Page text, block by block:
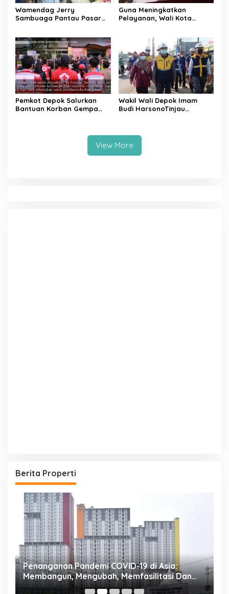
Wamendag Jerry
Sambuaga Pantau Pasar
dan Harga Terkendali
Guna Meningkatkan
Pelayanan, Wali Kota
Kantor Pemerintahan
Pemkot Depok Salurkan
Bantuan Korban Gempa
Wakil Wali Depok Imam
Budi HarsonoTinjau
View More
Berita Properti
Penanganan Pandemi COVID-19 di Asia:
Membangun, Mengubah, Memfasilitasi Dan
Mengelola Ruang